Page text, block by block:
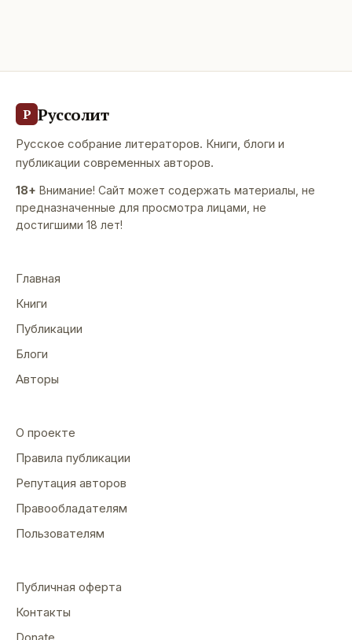
Р Руссолит
Русское собрание литераторов. Книги, блоги и
публикации современных авторов.
18+ Внимание! Сайт может содержать материалы, не
предназначенные для просмотра лицами, не
достигшими 18 лет!
Главная
Книги
Публикации
Блоги
Авторы
О проекте
Правила публикации
Репутация авторов
Правообладателям
Пользователям
Публичная оферта
Контакты